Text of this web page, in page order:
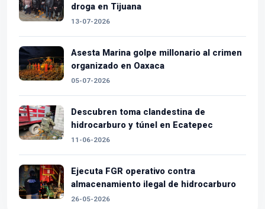
droga en Tijuana
13-07-2026
Asesta Marina golpe millonario al crimen
organizado en Oaxaca
05-07-2026
Descubren toma clandestina de
hidrocarburo y túnel en Ecatepec
11-06-2026
Ejecuta FGR operativo contra
almacenamiento ilegal de hidrocarburo
26-05-2026